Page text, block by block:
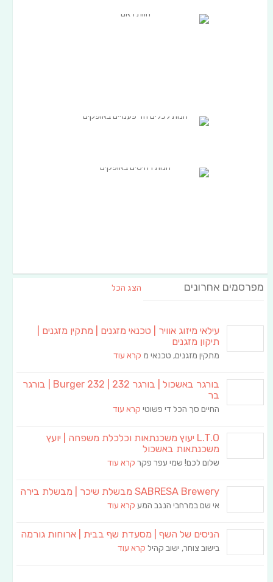
מפרסמים אחרונים הצג הכל
עילאי מיזוג אוויר | טכנאי מזגנים | מתקין מזגנים |
תיקון מזגנים
מתקין מזגנים, טכנאי מ קרא עוד
בורגר באשכול | בורגר 232 | Burger 232 | בורגר
בר
החיים סך הכל די פשוטי קרא עוד
L.T.O יעוץ משכנתאות וכלכלת משפחה | יועץ
משכנתאות באשכול
שלום לכם! שמי עפר פקר קרא עוד
SABRESA Brewery מבשלת שיכר | מבשלת בירה
אי שם במרחבי הנגב המע קרא עוד
הניסים של השף | מסעדת שף בבית | ארוחות גורמה
בישוב צוחר, ישוב קהיל קרא עוד